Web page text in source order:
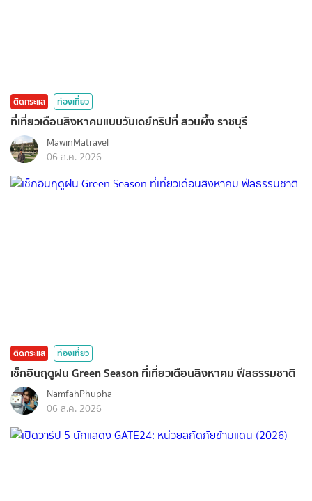
ติดกระแส ท่องเที่ยว
ที่เที่ยวเดือนสิงหาคมแบบวันเดย์ทริปที่ สวนผึ้ง ราชบุรี
MawinMatravel
06 ส.ค. 2026
ติดกระแส ท่องเที่ยว
เช็กอินฤดูฝน Green Season ที่เที่ยวเดือนสิงหาคม ฟีลธรรมชาติ
NamfahPhupha
06 ส.ค. 2026